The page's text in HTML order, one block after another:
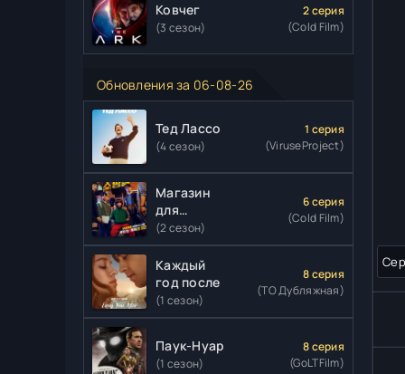
Ковчег
(3 сезон)
2 серия
(Cold Film)
Обновления за 06-08-26
Тед Лассо
(4 сезон)
1 серия
(ViruseProject)
Магазин
для
киллеров
(2 сезон)
6 серия
(Cold Film)
Каждый
год после
(1 сезон)
8 серия
(ТО Дубляжная)
Паук-Нуар
(1 сезон)
8 серия
(GoLTFilm)